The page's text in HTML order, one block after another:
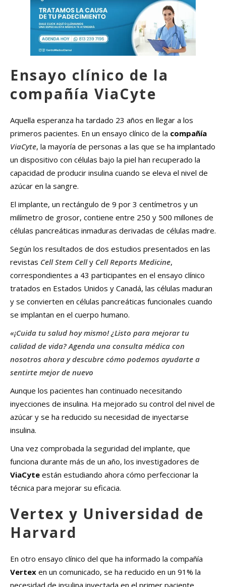
Ensayo clínico de la
compañía ViaCyte
Aquella esperanza ha tardado 23 años en llegar a los
primeros pacientes. En un ensayo clínico de la compañía
ViaCyte, la mayoría de personas a las que se ha implantado
un dispositivo con células bajo la piel han recuperado la
capacidad de producir insulina cuando se eleva el nivel de
azúcar en la sangre.
El implante, un rectángulo de 9 por 3 centímetros y un
milímetro de grosor, contiene entre 250 y 500 millones de
células pancreáticas inmaduras derivadas de células madre.
Según los resultados de dos estudios presentados en las
revistas Cell Stem Cell y Cell Reports Medicine,
correspondientes a 43 participantes en el ensayo clínico
tratados en Estados Unidos y Canadá, las células maduran
y se convierten en células pancreáticas funcionales cuando
se implantan en el cuerpo humano.
«¡Cuida tu salud hoy mismo! ¿Listo para mejorar tu
calidad de vida? Agenda una consulta médica con
nosotros ahora y descubre cómo podemos ayudarte a
sentirte mejor de nuevo
Aunque los pacientes han continuado necesitando
inyecciones de insulina. Ha mejorado su control del nivel de
azúcar y se ha reducido su necesidad de inyectarse
insulina.
Una vez comprobada la seguridad del implante, que
funciona durante más de un año, los investigadores de
ViaCyte están estudiando ahora cómo perfeccionar la
técnica para mejorar su eficacia.
Vertex y Universidad de
Harvard
En otro ensayo clínico del que ha informado la compañía
Vertex en un comunicado, se ha reducido en un 91% la